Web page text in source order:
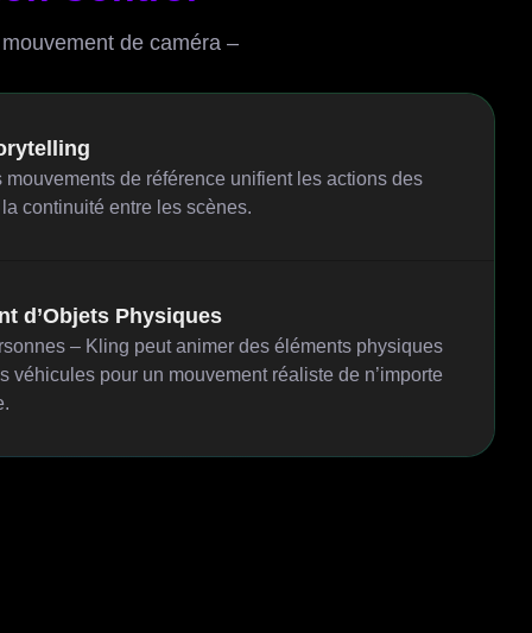
de caméra –
de référence unifient les actions des
continuité entre les scènes.
d’Objets Physiques
– Kling peut animer des éléments physiques
véhicules pour un mouvement réaliste de n’importe